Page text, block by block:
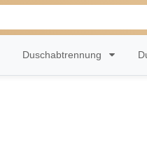
Duschabtrennung